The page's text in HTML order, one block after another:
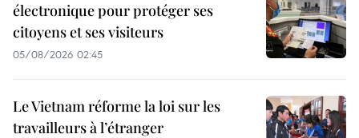
électronique pour protéger ses
citoyens et ses visiteurs
05/08/2026 02:45
Le Vietnam réforme la loi sur les
travailleurs à l’étranger